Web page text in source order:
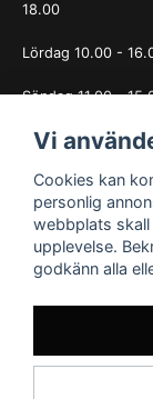
18.00
Lördag 10.00 -
Söndag 11.00 -
OBS. Avvikande
Vi
Cookies kan
personlig
webbplats
upplevelse.
godkänn alla